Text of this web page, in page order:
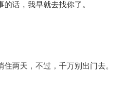
话，我早就去找你了。
两天，不过，千万别出门去。